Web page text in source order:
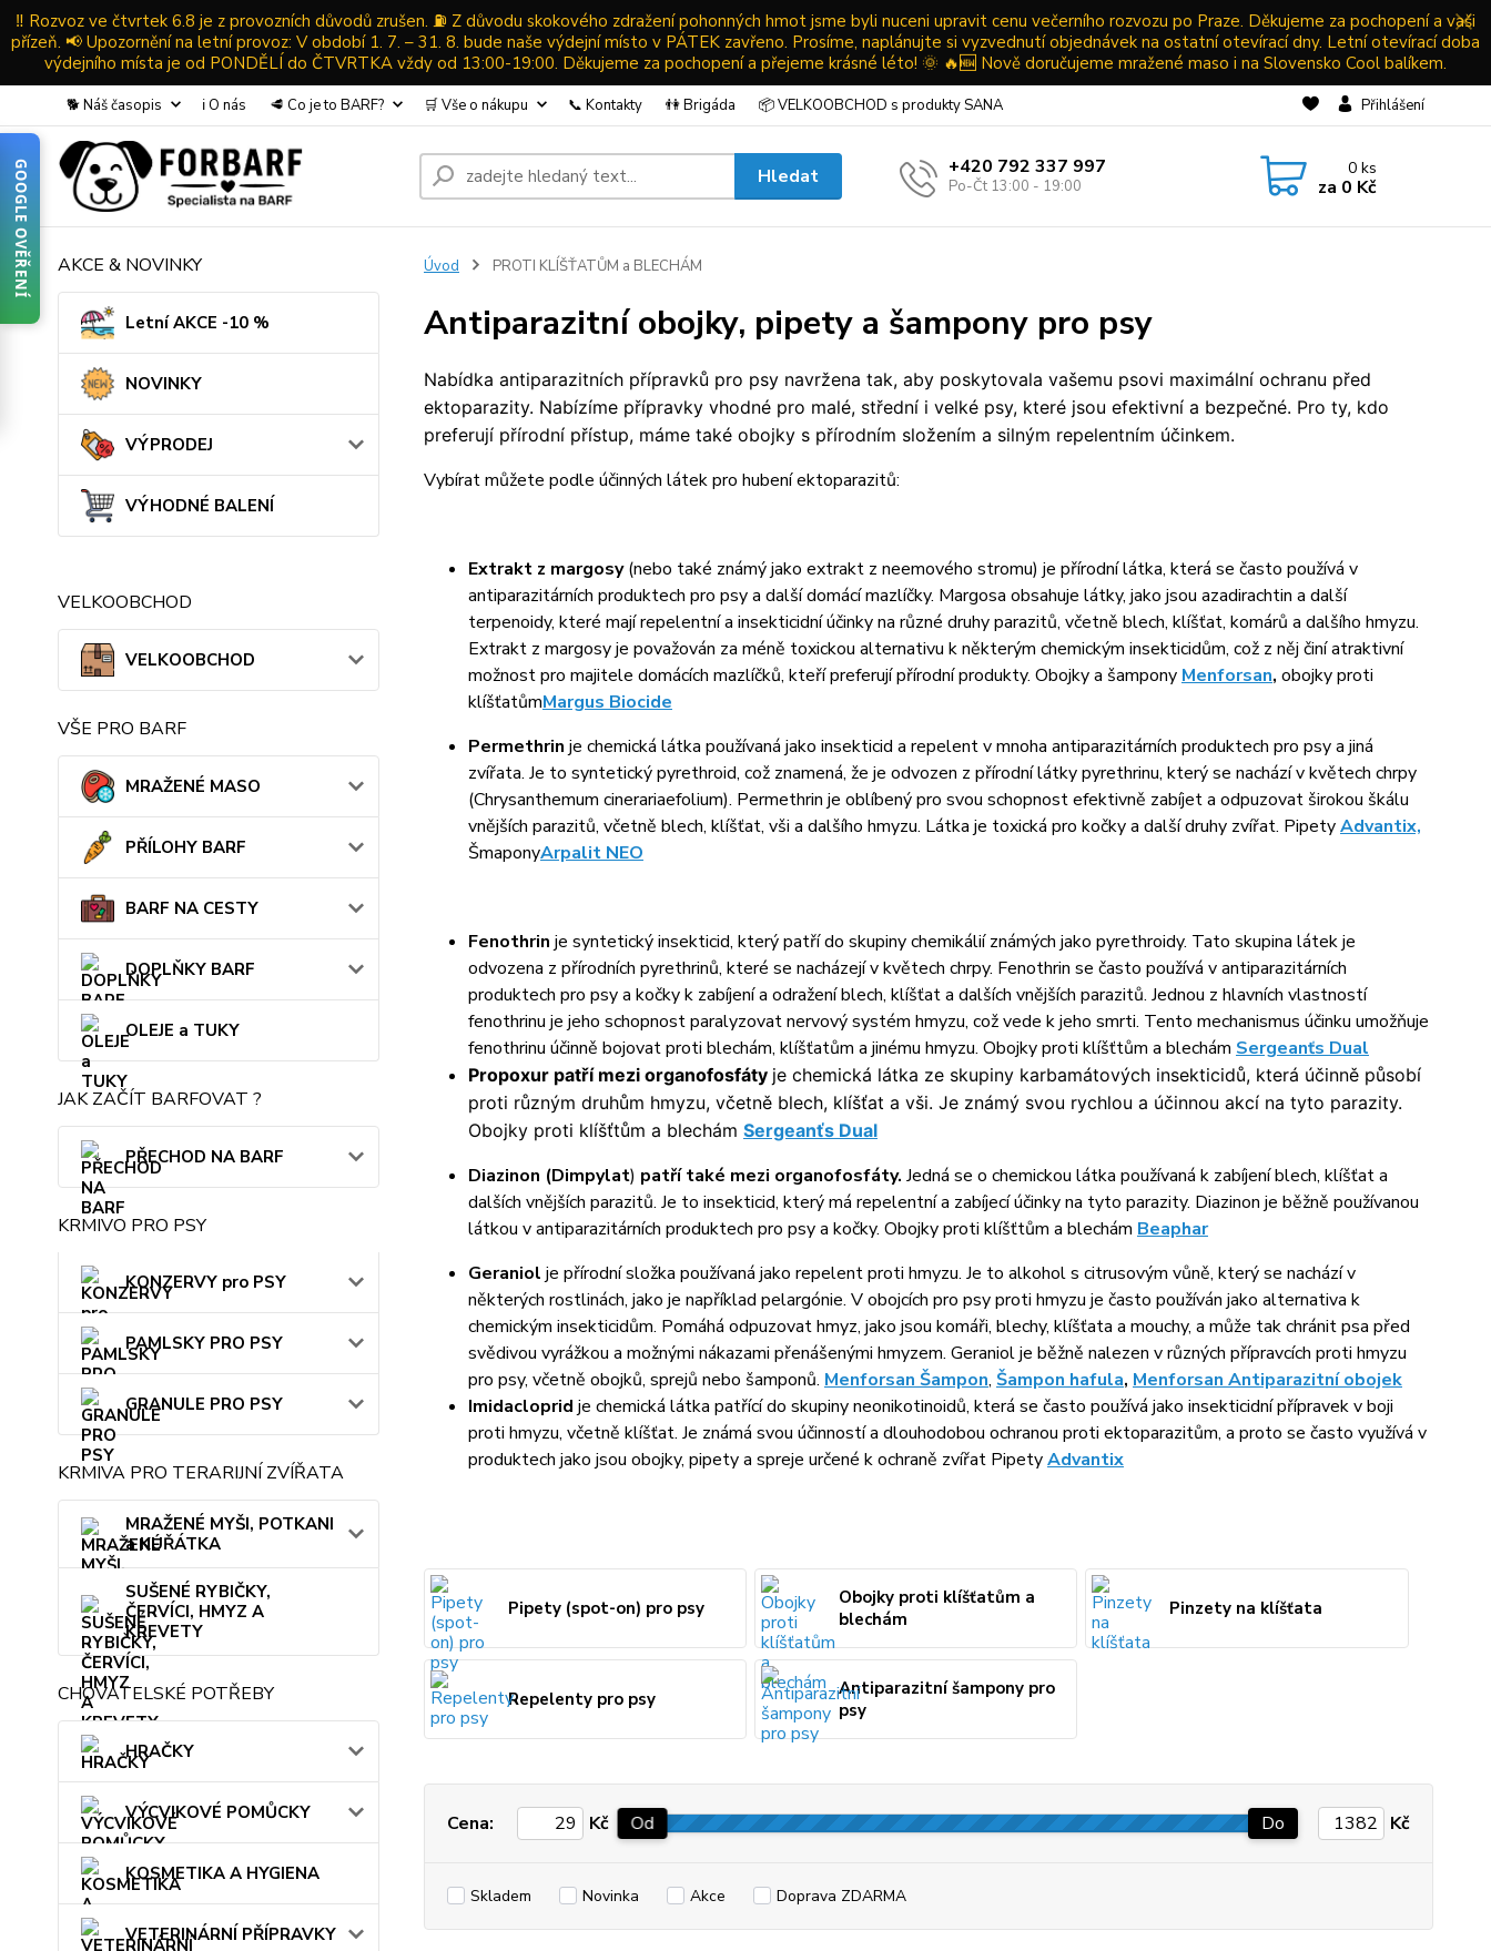
‼️ Rozvoz ve čtvrtek 6.8 je z provozních důvodů zrušen. ⛽ Z důvodu skokového zdražení pohonných hmot jsme byli nuceni upravit cenu večerního rozvozu po Praze. Děkujeme za pochopení a vaši
přízeň. 📢 Upozornění na letní provoz: V období 1. 7. – 31. 8. bude naše výdejní místo v PÁTEK zavřeno. Prosíme, naplánujte si vyzvednutí objednávek na ostatní otevírací dny. Letní otevírací doba
výdejního místa je od PONDĚLÍ do ČTVRTKA vždy od 13:00-19:00. Děkujeme za pochopení a přejeme krásné léto! 🌞 🔥🆕 Nově doručujeme mražené maso i na Slovensko Cool balíkem.
🐕 Náš časopis ℹ️ O nás 🥩 Co je to BARF? 🛒 Vše o nákupu 📞 Kontakty 👫 Brigáda 📦 VELKOOBCHOD s produkty SANA Přihlášení
Hledat +420 792 337 997
Po-Čt 13:00 - 19:00
0ks
za 0 Kč
AKCE & NOVINKY
Letní AKCE -10 %
NOVINKY
VÝPRODEJ
VÝHODNÉ BALENÍ
VELKOOBCHOD
VELKOOBCHOD
VŠE PRO BARF
MRAŽENÉ MASO
PŘÍLOHY BARF
BARF NA CESTY
DOPLŇKY BARF
OLEJE a TUKY
JAK ZAČÍT BARFOVAT ?
PŘECHOD NA BARF
KRMIVO PRO PSY
KONZERVY pro PSY
PAMLSKY PRO PSY
GRANULE PRO PSY
KRMIVA PRO TERARIJNÍ ZVÍŘATA
MRAŽENÉ MYŠI, POTKANI
a KUŘÁTKA
SUŠENÉ RYBIČKY,
ČERVÍCI, HMYZ A
KREVETY
CHOVATELSKÉ POTŘEBY
HRAČKY
VÝCVIKOVÉ POMŮCKY
KOSMETIKA A HYGIENA
VETERINÁRNÍ PŘÍPRAVKY
Úvod PROTI KLÍŠŤATŮM a BLECHÁM
Antiparazitní obojky, pipety a šampony pro psy
Nabídka antiparazitních přípravků pro psynavržena tak, aby poskytovala vašemu psovi maximální ochranu před
ektoparazity. Nabízíme přípravky vhodné pro malé, střední i velké psy, které jsou efektivní a bezpečné. Pro ty, kdo
preferují přírodní přístup, máme také obojky s přírodním složením a silným repelentním účinkem.
Vybírat můžete podle účinných látek pro hubení ektoparazitů:
Extrakt z margosy(nebo také známý jako extrakt z neemového stromu) je přírodní látka, která se často používá v
antiparazitárních produktech pro psy a další domácí mazlíčky. Margosa obsahuje látky, jako jsou azadirachtin a další
terpenoidy, které mají repelentní a insekticidní účinky na různé druhy parazitů, včetně blech, klíšťat, komárů a dalšího hmyzu.
Extrakt z margosy je považován za méně toxickou alternativu k některým chemickým insekticidům, což z něj činí atraktivní
možnost pro majitele domácích mazlíčků, kteří preferují přírodní produkty. Obojky a šampony Menforsan, obojky proti
klíšťatůmMargus Biocide
Permethrin je chemická látka používaná jako insekticid a repelent v mnoha antiparazitárních produktech pro psy a jiná
zvířata. Je to syntetický pyrethroid, což znamená, že je odvozen z přírodní látky pyrethrinu, který se nachází v květech chrpy
(Chrysanthemum cinerariaefolium). Permethrin je oblíbený pro svou schopnost efektivně zabíjet a odpuzovat širokou škálu
vnějších parazitů, včetně blech, klíšťat, vši a dalšího hmyzu. Látka je toxická pro kočky a další druhy zvířat. PipetyAdvantix,
ŠmaponyArpalit NEO
Fenothrin je syntetický insekticid, který patří do skupiny chemikálií známých jako pyrethroidy. Tato skupina látek je
odvozena z přírodních pyrethrinů, které se nacházejí v květech chrpy. Fenothrin se často používá v antiparazitárních
produktech pro psy a kočky k zabíjení a odražení blech, klíšťat a dalších vnějších parazitů. Jednou z hlavních vlastností
fenothrinu je jeho schopnost paralyzovat nervový systém hmyzu, což vede k jeho smrti. Tento mechanismus účinku umožňuje
fenothrinu účinně bojovat proti blechám, klíšťatům a jinému hmyzu. Obojky proti klíšťtům a blechám Sergeanťs Dual
Propoxur patří mezi organofosfáty je chemická látka ze skupiny karbamátových insekticidů, která účinně působí
proti různým druhům hmyzu, včetně blech, klíšťat a vši. Je známý svou rychlou a účinnou akcí na tyto parazity.
Obojky proti klíšťtům a blechám Sergeanťs Dual
Diazinon (Dimpylat) patří také mezi organofosfáty. Jedná se o chemickou látka používaná k zabíjení blech, klíšťat a
dalších vnějších parazitů. Je to insekticid, který má repelentní a zabíjecí účinky na tyto parazity. Diazinon je běžně používanou
látkou v antiparazitárních produktech pro psy a kočky. Obojky proti klíšťtům a blechám Beaphar
Geraniol je přírodní složka používaná jako repelent proti hmyzu. Je to alkohol s citrusovým vůně, který se nachází v
některých rostlinách, jako je například pelargónie. V obojcích pro psy proti hmyzu je často používán jako alternativa k
chemickým insekticidům. Pomáhá odpuzovat hmyz, jako jsou komáři, blechy, klíšťata a mouchy, a může tak chránit psa před
svědivou vyrážkou a možnými nákazami přenášenými hmyzem. Geraniol je běžně nalezen v různých přípravcích proti hmyzu
pro psy, včetně obojků, sprejů nebo šamponů. Menforsan Šampon, Šampon hafula, Menforsan Antiparazitní obojek
Imidacloprid je chemická látka patřící do skupiny neonikotinoidů, která se často používá jako insekticidní přípravek v boji
proti hmyzu, včetně klíšťat. Je známá svou účinností a dlouhodobou ochranou proti ektoparazitům, a proto se často využívá v
produktech jako jsou obojky, pipety a spreje určené k ochraně zvířat PipetyAdvantix
Pipety (spot-on) pro psy
Obojky proti klíšťatům a
blechám
Pinzety na klíšťata
Repelenty pro psy
Antiparazitní šampony pro
psy
Cena: Kč Od Do Kč
Skladem Novinka Akce Doprava ZDARMA
GOOGLE OVĚŘENÍ